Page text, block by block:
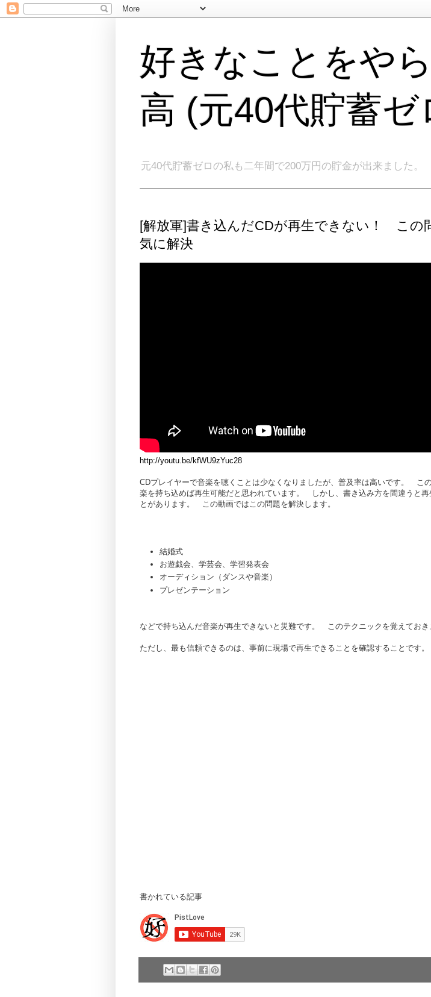
好きなことをや
高 (元40代貯蓄ゼ
元40代貯蓄ゼロの私も二年間で200万円の貯金が出来ました。
[解放軍]書き込んだCDが再生できない！ この
気に解決
http://youtu.be/kfWU9zYuc28
CDプレイヤーで音楽を聴くことは少なくなりましたが、普及率は高いです。 こ
楽を持ち込めば再生可能だと思われています。 しかし、書き込み方を間違うと再
とがあります。 この動画ではこの問題を解決します。
結婚式
お遊戯会、学芸会、学習発表会
オーディション（ダンスや音楽）
プレゼンテーション
などで持ち込んだ音楽が再生できないと災難です。 このテクニックを覚えておき
ただし、最も信頼できるのは、事前に現場で再生できることを確認することです。
書かれている記事